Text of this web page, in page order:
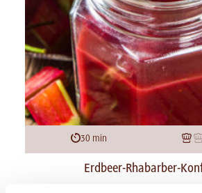
30 min
Erdbeer-Rhabarber-